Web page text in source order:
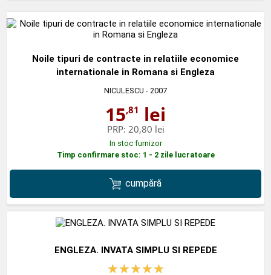
Noile tipuri de contracte in relatiile economice
internationale in Romana si Engleza
NICULESCU - 2007
15,81 lei
PRP: 20,80 lei
In stoc furnizor
Timp confirmare stoc: 1 - 2 zile lucratoare
cumpără
ENGLEZA. INVATA SIMPLU SI REPEDE